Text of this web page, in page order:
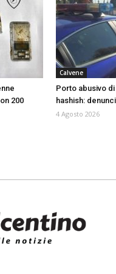
200
Calvene
Porto abusivo
hashish:
4 Agosto 2026